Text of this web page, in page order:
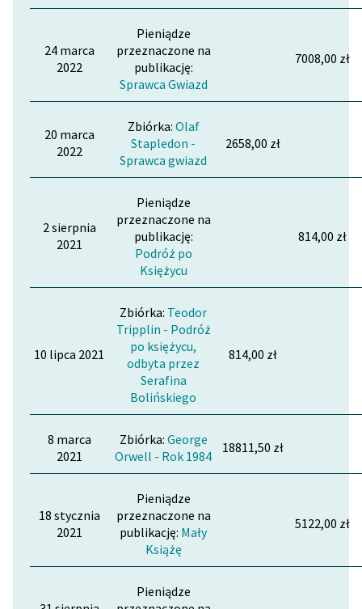
24 marca
2022
Pieniądze
przeznaczone na
publikację:
Sprawca Gwiazd
7008,00 zł
20 marca
2022
Zbiórka: Olaf
Stapledon -
Sprawca gwiazd
2658,00 zł
2 sierpnia
2021
Pieniądze
przeznaczone na
publikację:
Podróż po
Księżycu
814,00 zł
10 lipca 2021
Zbiórka: Teodor
Tripplin - Podróż
po księżycu,
odbyta przez
Serafina
Bolińskiego
814,00 zł
8 marca
2021
Zbiórka: George
Orwell - Rok 1984
18811,50 zł
18 stycznia
2021
Pieniądze
przeznaczone na
publikację: Mały
Książę
5122,00 zł
Pieniądze